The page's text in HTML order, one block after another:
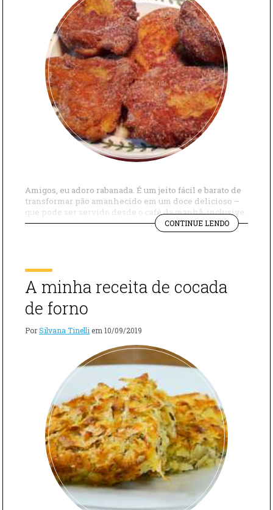
Amigos, eu adoro rabanada. É um jeito fácil e barato de
transformar pão amanhecido em um doce delicioso –
que pode ser servido desde o café da manhã, inclusive.
Tanto que existem variações de rabanada em vários
países do mundo. Embora a nossa versão – sinônimo
CONTINUE LENDO
PARA
A minha receita de cocada
de forno
PorSilvana Tinelli em 10/09/2019